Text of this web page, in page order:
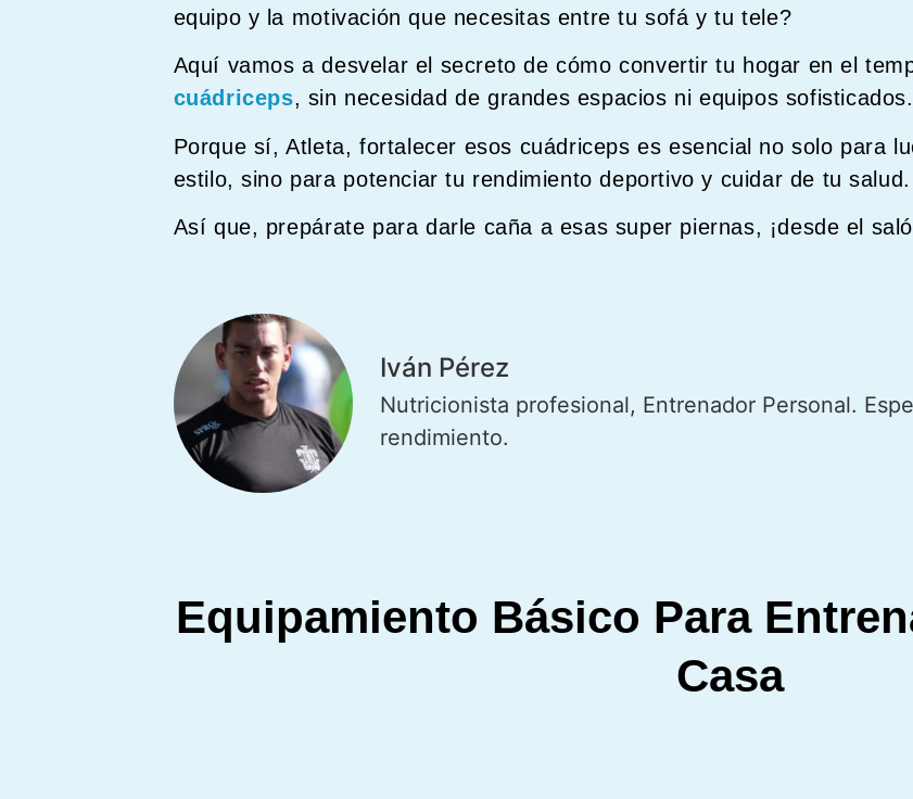
equipo y la motivación que necesitas entre tu sofá y tu tele?
Aquí vamos a desvelar el secreto de cómo convertir tu hogar en el
cuádriceps, sin necesidad de grandes espacios ni equipos sofisticados.
Porque sí, Atleta, fortalecer esos cuádriceps es esencial no solo para
estilo, sino para potenciar tu rendimiento deportivo y cuidar de tu salud.
Así que, prepárate para darle caña a esas super piernas, ¡desde el
Iván Pérez
Nutricionista profesional, Entrenador Personal.
rendimiento.
Equipamiento Básico Para
Casa